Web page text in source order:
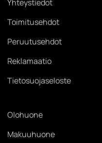
Yhteystiedot
Toimitusehdot
Peruutusehdot
Reklamaatio
Tietosuojaseloste
Olohuone
Makuuhuone